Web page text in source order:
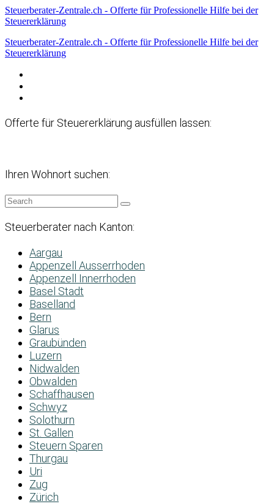
Steuerberater-Zentrale.ch - Offerte für Professionelle Hilfe bei der
Steuererklärung
Steuerberater-Zentrale.ch - Offerte für Professionelle Hilfe bei der
Steuererklärung
Offerte für Steuererklärung ausfüllen lassen:
Ihren Wohnort suchen:
Steuerberater nach Kanton:
Aargau
Appenzell Ausserrhoden
Appenzell Innerrhoden
Basel Stadt
Baselland
Bern
Glarus
Graubünden
Luzern
Nidwalden
Obwalden
Schaffhausen
Schwyz
Solothurn
St. Gallen
Steuern Sparen
Thurgau
Uri
Zug
Zürich